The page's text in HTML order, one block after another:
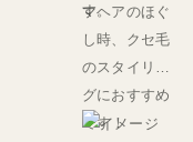
す。
マヘアのほぐ
し時、クセ毛
のスタイリン
グにおすすめ
です！